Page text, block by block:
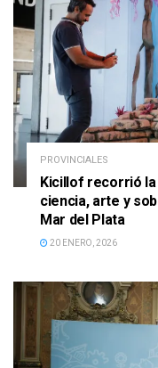
PROVINCIALES
Kicillof recorrió la
ciencia, arte y
Mar del Plata
20 ENERO, 2026